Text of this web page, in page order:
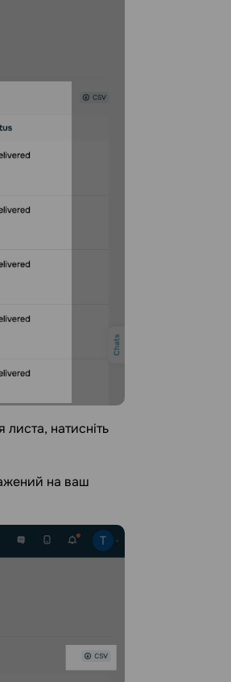
натисніть
на ваш